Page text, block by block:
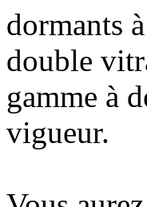
dormants
double
gamme à
vigueur.